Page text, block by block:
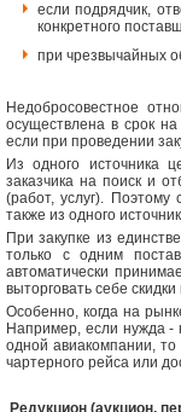
если подрядчик,
конкретного
при чрезвычайных
Недобросовестное
осуществлена в срок
если при проведении
Из одного источника
заказчика на поиск и
(работ, услуг). Поэтому
также из одного
При закупке из
только с одним
автоматически
выторговать себе
Особенно, когда на
Например, если нужда -
одной авиакомпании, то
чартерного рейса или
Редукцион (аукцион,